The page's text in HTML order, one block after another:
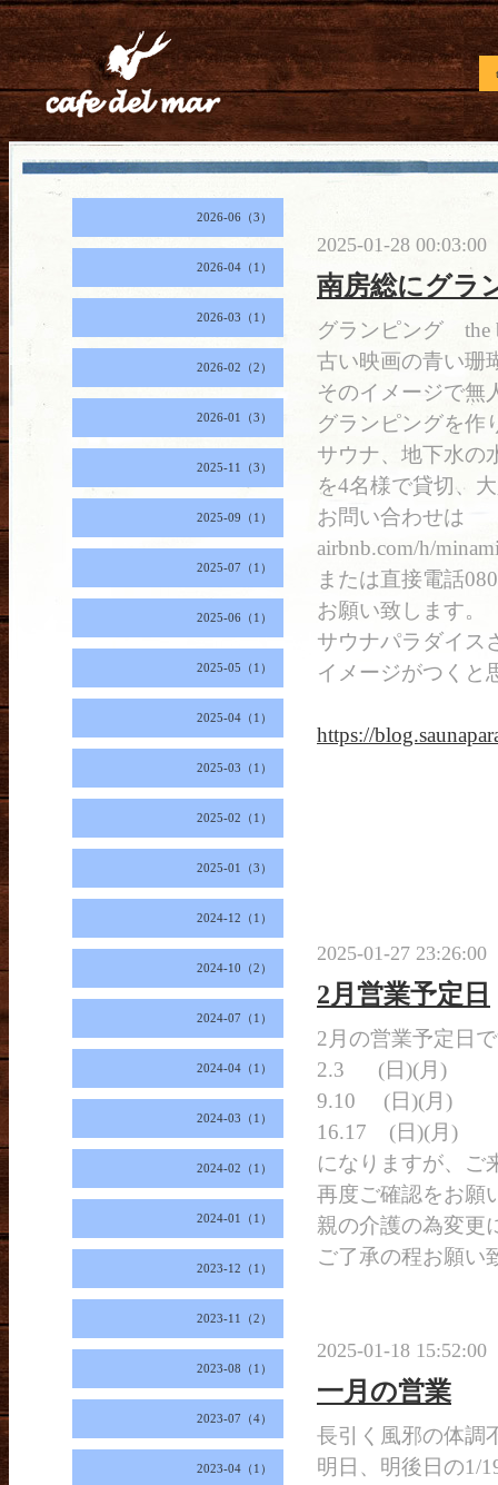
2026-06（3）
2026-04（1）
2026-03（1）
2026-02（2）
2026-01（3）
2025-11（3）
2025-09（1）
2025-07（1）
2025-06（1）
2025-05（1）
2025-04（1）
2025-03（1）
2025-02（1）
2025-01（3）
2024-12（1）
2024-10（2）
2024-07（1）
2024-04（1）
2024-03（1）
2024-02（1）
2024-01（1）
2023-12（1）
2023-11（2）
2023-08（1）
2023-07（4）
2023-04（1）
2025-01-28 00:03:00
南房総にグラ
グランピング the
古い映画の青い珊
そのイメージで無
グランピングを作
サウナ、地下水の
を4名様で貸切、
お問い合わせは
airbnb.com/h/
または直接電話
お願い致します。
サウナパラダイス
イメージがつくと
https://
2025-01-27 23:26:00
2月営業予定日
2月の営業予定日
2.3 (日)(月)
9.10 (日)(月)
16.17 (日)(月)
になりますが、ご
再度ご確認をお願
親の介護の為変更
ご了承の程お願い
2025-01-18 15:52:00
一月の営業
長引く風邪の体調
明日、明後日の1/